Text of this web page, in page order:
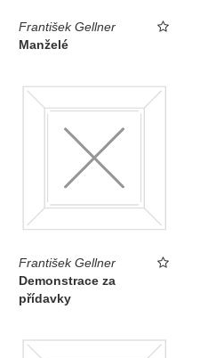
František Gellner
Manželé
František Gellner
Demonstrace za
přídavky